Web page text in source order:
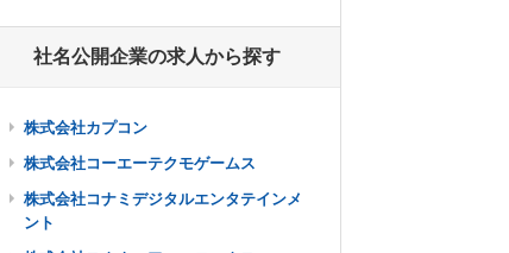
社名公開企業の求人から探す
株式会社カプコン
株式会社コーエーテクモゲームス
株式会社コナミデジタルエンタテインメ
ント